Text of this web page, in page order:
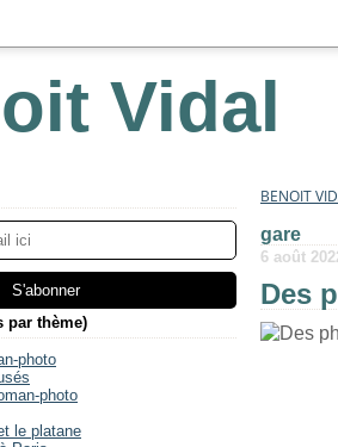
Vidal
par thème)
photo
photo
le platane
BENOIT
gare
6 août
Des